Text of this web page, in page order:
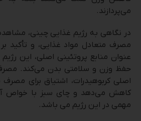
می‌پردازند.
در نگاهی به رژیم غذایی چینی،
مصرف متعادل مواد غذایی، و تأکید
عنوان منابع پروتئینی اصلی، این
حفظ وزن و سلامتی بدن می‌کند.
اصلی کربوهیدرات، اشتیاق برای
کاهش می‌دهد و چای سبز با خواص
مهمی در این رژیم می باشد.